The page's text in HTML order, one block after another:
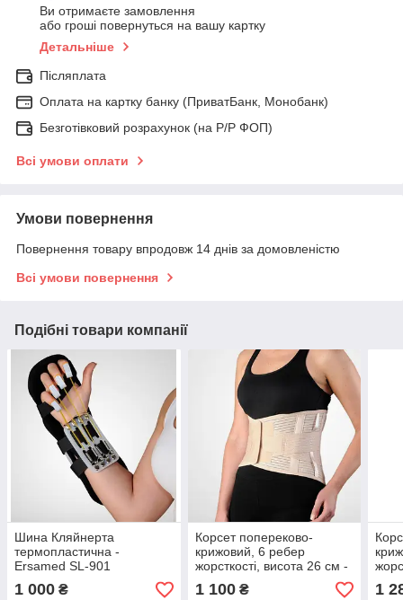
Ви отримаєте замовлення
або гроші повернуться на вашу картку
Детальніше
Післяплата
Оплата на картку банку (ПриватБанк, Монобанк)
Безготівковий розрахунок (на Р/Р ФОП)
Всі умови оплати
Умови повернення
Повернення товару впродовж 14 днів за домовленістю
Всі умови повернення
Подібні товари компанії
Шина Кляйнерта
термопластична -
Ersamed SL-901
1 000 ₴
Корсет попереково-
крижовий, 6 ребер
жорсткості, висота 26 см -
Ersamed SL-260K
1 100₴ 1